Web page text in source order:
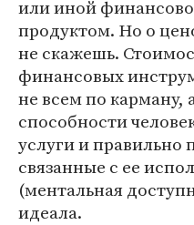
или иной
продуктом. Но о
не скажешь.
финансовых
не всем по карману,
способности
услуги и правильно
связанные с ее
(ментальная
идеала.